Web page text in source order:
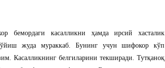
бемордаги касалликни ҳамда ирсий хасталик
жуда мураккаб. Бунинг учун шифокор кўп
Касалликнинг белгиларини текширади. Тутқаноқ